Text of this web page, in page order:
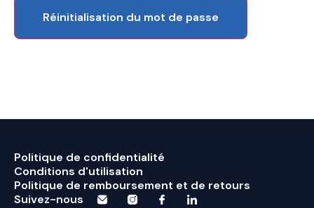
Réinitialisation du mot de passe
Politique de confidentialité
Conditions d'utilisation
Politique de remboursement et de retours
Suivez-nous